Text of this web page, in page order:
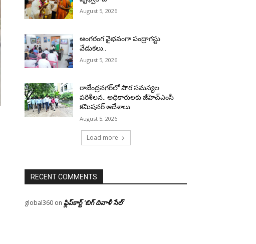
August 5, 2026
అంగరంగ వైభవంగా పంద్రాగస్టు
వేడుకలు..
August 5, 2026
రాజేంద్రనగర్‌లో పౌర సమస్యల
పరిశీలన.. అధికారులకు జీహెచ్‌ఎంసీ
కమిషనర్ ఆదేశాలు
August 5, 2026
Load more
RECENT COMMENTS
global360 on ఫ్లిప్‌కార్ట్ ‘బిగ్ దివాళీ సేల్’